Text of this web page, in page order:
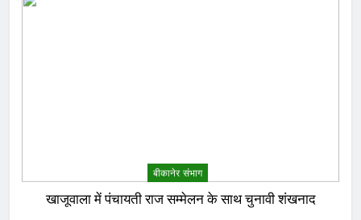
बीकानेर संभाग
खाजूवाला में पंचायती राज सम्मेलन के साथ चुनावी शंखनाद